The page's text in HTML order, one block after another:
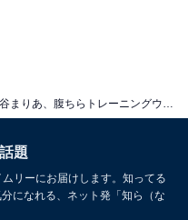
題
リーにお届けします。知ってる
になれる、ネット発「知ら（な